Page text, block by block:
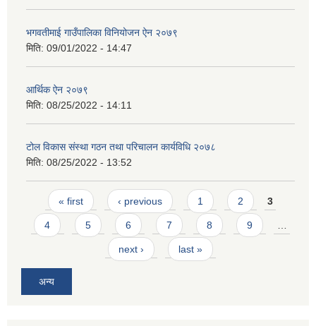
भगवतीमाई गाउँपालिका विनियोजन ऐन २०७९
मिति: 09/01/2022 - 14:47
आर्थिक ऐन २०७९
मिति: 08/25/2022 - 14:11
टोल विकास संस्था गठन तथा परिचालन कार्यविधि २०७८
मिति: 08/25/2022 - 13:52
Pages
« first ‹ previous 1 2 3
4 5 6 7 8 9
next › last »
अन्य